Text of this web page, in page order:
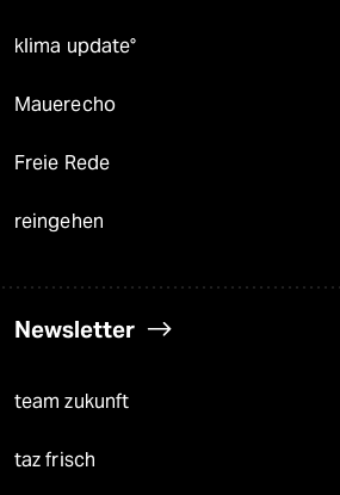
klima update°
Mauerecho
Freie Rede
reingehen
Newsletter
team zukunft
taz frisch